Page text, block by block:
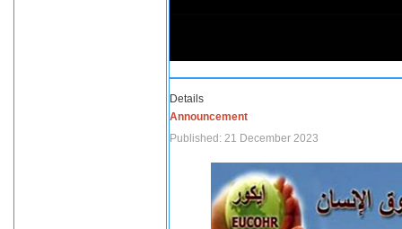
Details
Announcement
Published: 21 December 2023